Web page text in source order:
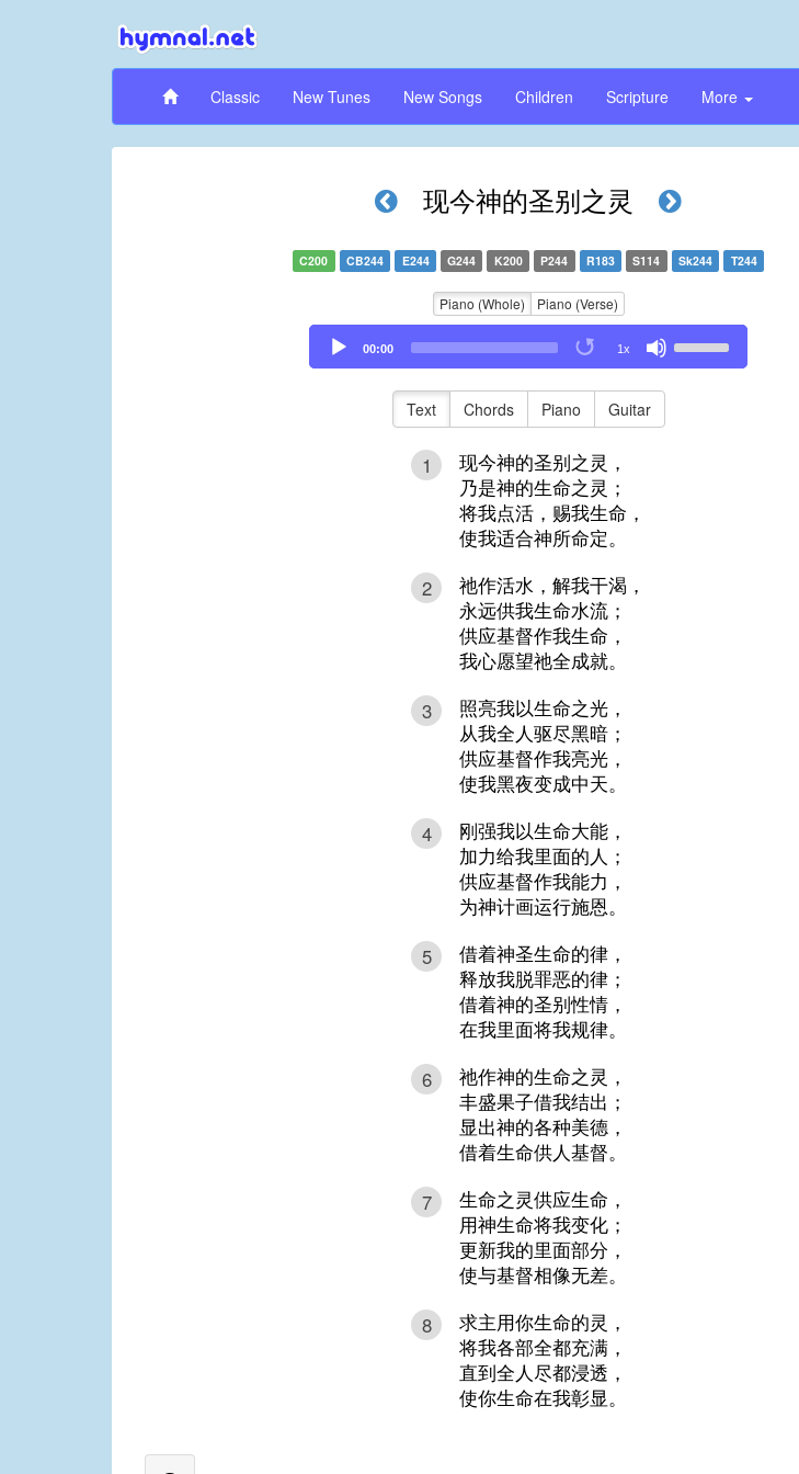
Classic New Tunes New Songs Children Scripture More
现今神的圣别之灵
C200 CB244 E244 G244 K200 P244 R183 S114 Sk244 T244
Piano (Whole) Piano (Verse)
Audio
Player
00:00 1x
Up/Down
Text Chords Piano Guitar
1
现今神的圣别之灵，
乃是神的生命之灵；
将我点活，赐我生命，
使我适合神所命定。
2
祂作活水，解我干渴，
永远供我生命水流；
供应基督作我生命，
我心愿望祂全成就。
3
照亮我以生命之光，
从我全人驱尽黑暗；
供应基督作我亮光，
使我黑夜变成中天。
4
刚强我以生命大能，
加力给我里面的人；
供应基督作我能力，
为神计画运行施恩。
5
借着神圣生命的律，
释放我脱罪恶的律；
借着神的圣别性情，
在我里面将我规律。
6
祂作神的生命之灵，
丰盛果子借我结出；
显出神的各种美德，
借着生命供人基督。
7
生命之灵供应生命，
用神生命将我变化；
更新我的里面部分，
使与基督相像无差。
8
求主用你生命的灵，
将我各部全都充满，
直到全人尽都浸透，
使你生命在我彰显。